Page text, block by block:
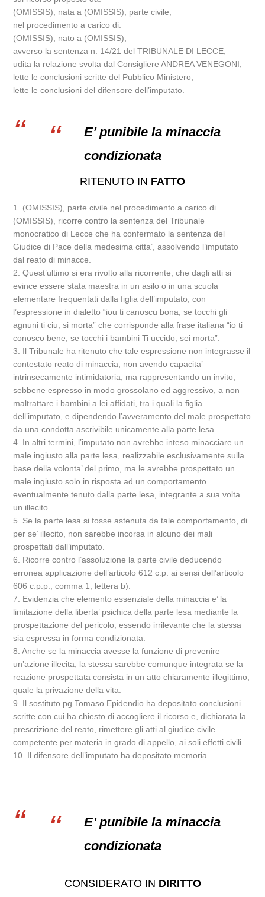
(OMISSIS), nata a (OMISSIS), parte civile;
nel procedimento a carico di:
(OMISSIS), nato a (OMISSIS);
avverso la sentenza n. 14/21 del TRIBUNALE DI LECCE;
udita la relazione svolta dal Consigliere ANDREA VENEGONI;
lette le conclusioni scritte del Pubblico Ministero;
lette le conclusioni del difensore dell’imputato.
E’ punibile la minaccia
condizionata
RITENUTO IN FATTO
1. (OMISSIS), parte civile nel procedimento a carico di
(OMISSIS), ricorre contro la sentenza del Tribunale
monocratico di Lecce che ha confermato la sentenza del
Giudice di Pace della medesima citta’, assolvendo l’imputato
dal reato di minacce.
2. Quest’ultimo si era rivolto alla ricorrente, che dagli atti si
evince essere stata maestra in un asilo o in una scuola
elementare frequentati dalla figlia dell’imputato, con
l’espressione in dialetto “iou ti canoscu bona, se tocchi gli
agnuni ti ciu, si morta” che corrisponde alla frase italiana “io ti
conosco bene, se tocchi i bambini Ti uccido, sei morta”.
3. Il Tribunale ha ritenuto che tale espressione non integrasse il
contestato reato di minaccia, non avendo capacita’
intrinsecamente intimidatoria, ma rappresentando un invito,
sebbene espresso in modo grossolano ed aggressivo, a non
maltrattare i bambini a lei affidati, tra i quali la figlia
dell’imputato, e dipendendo l’avveramento del male prospettato
da una condotta ascrivibile unicamente alla parte lesa.
4. In altri termini, l’imputato non avrebbe inteso minacciare un
male ingiusto alla parte lesa, realizzabile esclusivamente sulla
base della volonta’ del primo, ma le avrebbe prospettato un
male ingiusto solo in risposta ad un comportamento
eventualmente tenuto dalla parte lesa, integrante a sua volta
un illecito.
5. Se la parte lesa si fosse astenuta da tale comportamento, di
per se’ illecito, non sarebbe incorsa in alcuno dei mali
prospettati dall’imputato.
6. Ricorre contro l’assoluzione la parte civile deducendo
erronea applicazione dell’articolo 612 c.p. ai sensi dell’articolo
606 c.p.p., comma 1, lettera b).
7. Evidenzia che elemento essenziale della minaccia e’ la
limitazione della liberta’ psichica della parte lesa mediante la
prospettazione del pericolo, essendo irrilevante che la stessa
sia espressa in forma condizionata.
8. Anche se la minaccia avesse la funzione di prevenire
un’azione illecita, la stessa sarebbe comunque integrata se la
reazione prospettata consista in un atto chiaramente illegittimo,
quale la privazione della vita.
9. Il sostituto pg Tomaso Epidendio ha depositato conclusioni
scritte con cui ha chiesto di accogliere il ricorso e, dichiarata la
prescrizione del reato, rimettere gli atti al giudice civile
competente per materia in grado di appello, ai soli effetti civili.
10. Il difensore dell’imputato ha depositato memoria.
E’ punibile la minaccia
condizionata
CONSIDERATO IN DIRITTO